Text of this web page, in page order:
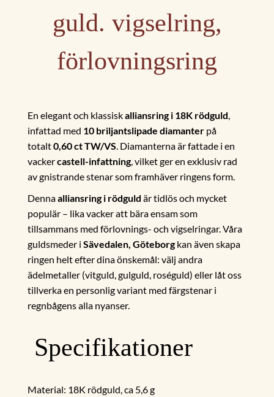
guld. vigselring,
förlovningsring
En elegant och klassiskalliansring i 18K rödguld,
infattad med 10 briljantslipade diamanter på
totalt0,60 ct TW/VS. Diamanterna är fattade i en
vackercastell-infattning, vilket ger en exklusiv rad
av gnistrande stenar som framhäver ringens form.
Dennaalliansring i rödguld är tidlös och mycket
populär – lika vacker att bära ensam som
tillsammans med förlovnings- och vigselringar. Våra
guldsmeder i Sävedalen, Göteborgkan även skapa
ringen helt efter dina önskemål: välj andra
ädelmetaller (vitguld, gulguld, roséguld) eller låt oss
tillverka en personlig variant med färgstenar i
regnbågens alla nyanser.
Specifikationer
Material: 18K rödguld, ca 5,6 g